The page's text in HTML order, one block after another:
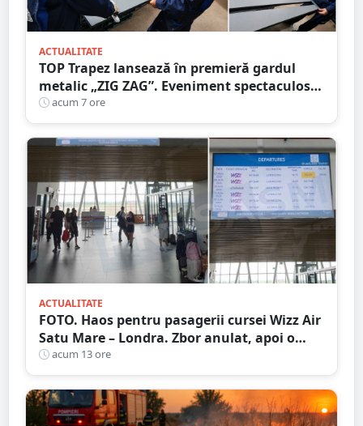
ACTUALITATE
TOP Trapez lansează în premieră gardul
metalic „ZIG ZAG”. Eveniment spectaculos
în Grădina Romei
acum 7 ore
ACTUALITATE
FOTO. Haos pentru pasagerii cursei Wizz Air
Satu Mare – Londra. Zbor anulat, apoi o
nouă întârziere. Fără explicații clare
acum 13 ore